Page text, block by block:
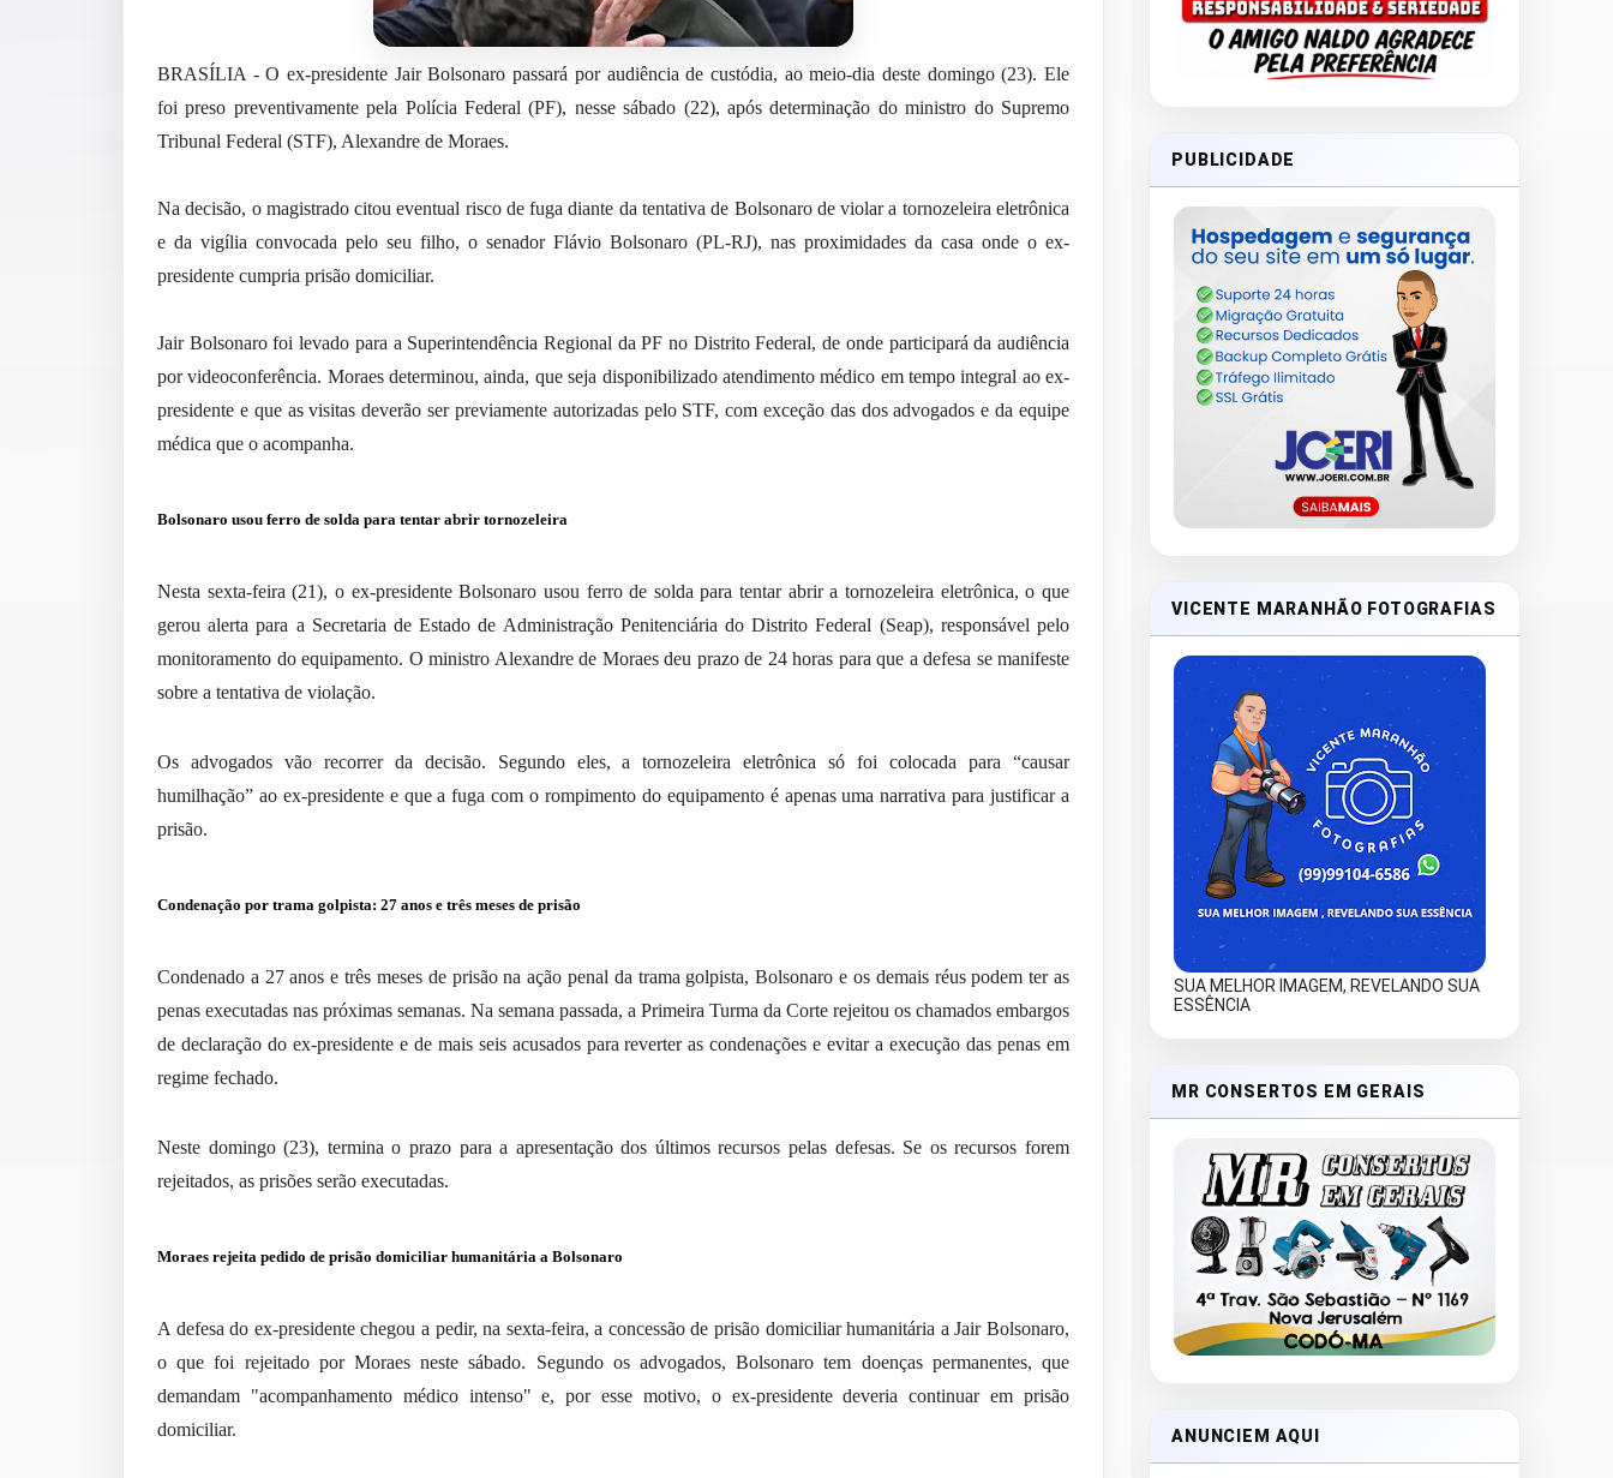
BRASÍLIA - O ex-presidente Jair Bolsonaro passará por audiência de custódia, ao meio-dia deste domingo (23). Ele
foi preso preventivamente pela Polícia Federal (PF), nesse sábado (22), após determinação do ministro do Supremo
Tribunal Federal (STF), Alexandre de Moraes.
Na decisão, o magistrado citou eventual risco de fuga diante da tentativa de Bolsonaro de violar a tornozeleira eletrônica
e da vigília convocada pelo seu filho, o senador Flávio Bolsonaro (PL-RJ), nas proximidades da casa onde o ex-
presidente cumpria prisão domiciliar.
Jair Bolsonaro foi levado para a Superintendência Regional da PF no Distrito Federal, de onde participará da audiência
por videoconferência. Moraes determinou, ainda, que seja disponibilizado atendimento médico em tempo integral ao ex-
presidente e que as visitas deverão ser previamente autorizadas pelo STF, com exceção das dos advogados e da equipe
médica que o acompanha.
Bolsonaro usou ferro de solda para tentar abrir tornozeleira
Nesta sexta-feira (21), o ex-presidente Bolsonaro usou ferro de solda para tentar abrir a tornozeleira eletrônica, o que
gerou alerta para a Secretaria de Estado de Administração Penitenciária do Distrito Federal (Seap), responsável pelo
monitoramento do equipamento. O ministro Alexandre de Moraes deu prazo de 24 horas para que a defesa se manifeste
sobre a tentativa de violação.
Os advogados vão recorrer da decisão. Segundo eles, a tornozeleira eletrônica só foi colocada para “causar
humilhação” ao ex-presidente e que a fuga com o rompimento do equipamento é apenas uma narrativa para justificar a
prisão.
Condenação por trama golpista: 27 anos e três meses de prisão
Condenado a 27 anos e três meses de prisão na ação penal da trama golpista, Bolsonaro e os demais réus podem ter as
penas executadas nas próximas semanas. Na semana passada, a Primeira Turma da Corte rejeitou os chamados embargos
de declaração do ex-presidente e de mais seis acusados para reverter as condenações e evitar a execução das penas em
regime fechado.
Neste domingo (23), termina o prazo para a apresentação dos últimos recursos pelas defesas. Se os recursos forem
rejeitados, as prisões serão executadas.
Moraes rejeita pedido de prisão domiciliar humanitária a Bolsonaro
A defesa do ex-presidente chegou a pedir, na sexta-feira, a concessão de prisão domiciliar humanitária a Jair Bolsonaro,
o que foi rejeitado por Moraes neste sábado. Segundo os advogados, Bolsonaro tem doenças permanentes, que
demandam "acompanhamento médico intenso" e, por esse motivo, o ex-presidente deveria continuar em prisão
domiciliar.
PUBLICIDADE
VICENTE MARANHÃO FOTOGRAFIAS
SUA MELHOR IMAGEM, REVELANDO SUA
ESSÊNCIA
MR CONSERTOS EM GERAIS
ANUNCIEM AQUI